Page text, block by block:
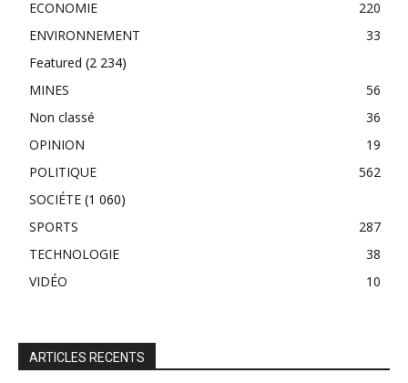
ECONOMIE
220
ENVIRONNEMENT
33
Featured (2 234)
MINES
56
Non classé
36
OPINION
19
POLITIQUE
562
SOCIÉTE (1 060)
SPORTS
287
TECHNOLOGIE
38
VIDÉO
10
ARTICLES RECENTS